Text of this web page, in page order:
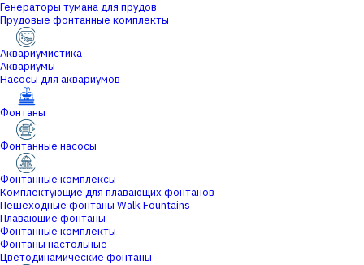
Генераторы тумана для прудов
Прудовые фонтанные комплекты
Аквариумистика
Аквариумы
Насосы для аквариумов
Фонтаны
Фонтанные насосы
Фонтанные комплексы
Комплектующие для плавающих фонтанов
Пешеходные фонтаны Walk Fountains
Плавающие фонтаны
Фонтанные комплекты
Фонтаны настольные
Цветодинамические фонтаны